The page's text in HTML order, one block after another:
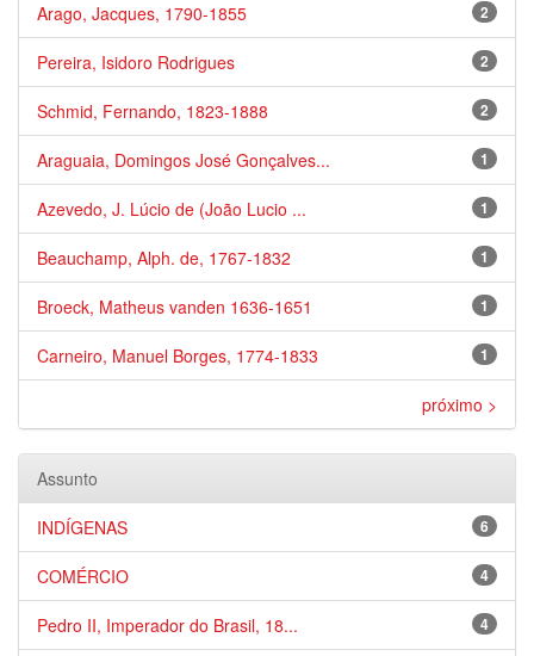
2
Arago, Jacques, 1790-1855
2
Pereira, Isidoro Rodrigues
2
Schmid, Fernando, 1823-1888
1
Araguaia, Domingos José Gonçalves...
1
Azevedo, J. Lúcio de (João Lucio ...
1
Beauchamp, Alph. de, 1767-1832
1
Broeck, Matheus vanden 1636-1651
1
Carneiro, Manuel Borges, 1774-1833
próximo >
Assunto
6
INDÍGENAS
4
COMÉRCIO
4
Pedro II, Imperador do Brasil, 18...